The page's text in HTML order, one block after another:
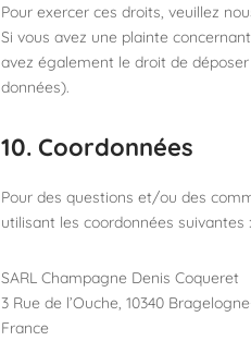
Pour exercer ces droits, veuillez
Si vous avez une plainte
avez également le droit de
données).
10. Coordonnées
Pour des questions et/ou des
utilisant les coordonnées suivantes :
SARL Champagne Denis Coqueret
3 Rue de l’Ouche, 10340
France